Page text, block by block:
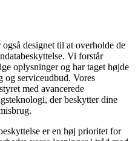
designet til at overholde de
Vi forstår
oplysninger og har taget højde
og serviceudbud. Vores
med avancerede
der beskytter dine
er en høj prioritet for